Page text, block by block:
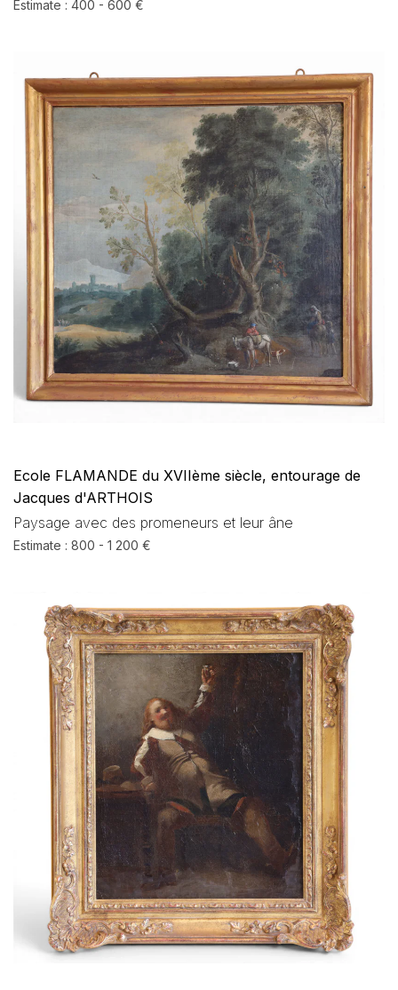
Estimate : 400 - 600 €
Ecole FLAMANDE du XVIIème siècle, entourage de
Jacques d'ARTHOIS
Paysage avec des promeneurs et leur âne
Estimate : 800 - 1 200 €